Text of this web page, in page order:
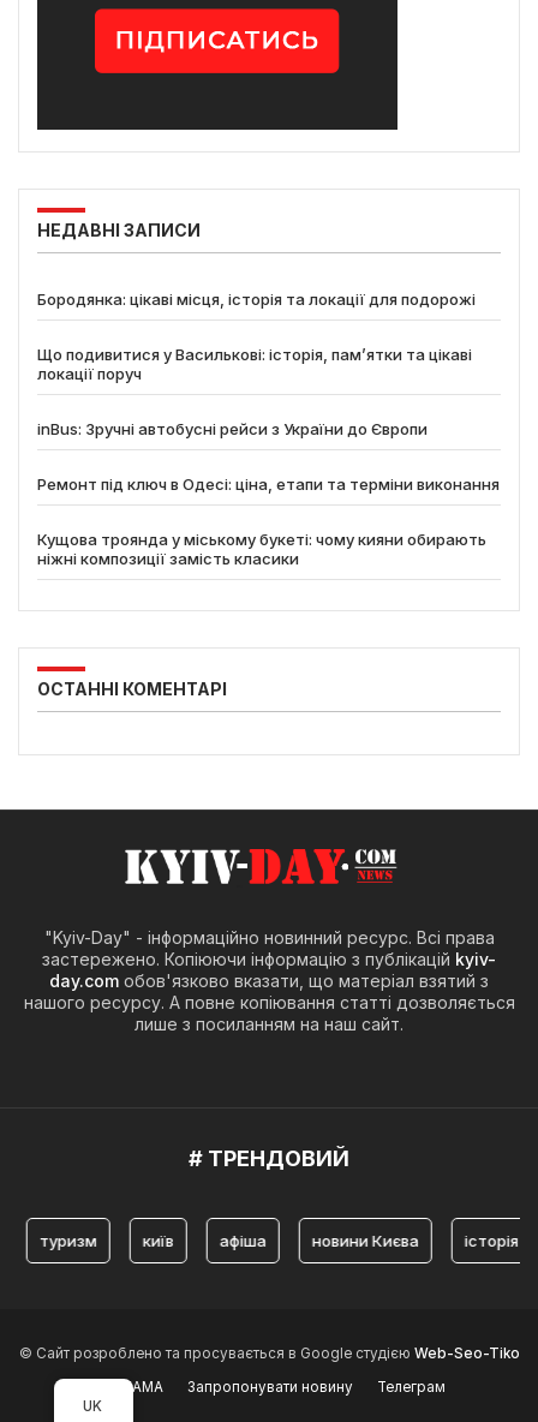
НЕДАВНІ ЗАПИСИ
Бородянка: цікаві місця, історія та локації для подорожі
Що подивитися у Василькові: історія, пам’ятки та цікаві
локації поруч
inBus: Зручні автобусні рейси з України до Європи
Ремонт під ключ в Одесі: ціна, етапи та терміни виконання
Кущова троянда у міському букеті: чому кияни обирають
ніжні композиції замість класики
ОСТАННІ КОМЕНТАРІ
"Kyiv-Day" - інформаційно новинний ресурс. Всі права
застережено. Копіюючи інформацію з публікацій kyiv-
day.com обов'язково вказати, що матеріал взятий з
нашого ресурсу. А повне копіювання статті дозволяється
лише з посиланням на наш сайт.
# ТРЕНДОВИЙ
київ афіша новини Києва історія Києва
© Сайт розроблено та просувається в Google студією Web-Seo-Tiko
РЕКЛАМА
Запропонувати новину
Телеграм
UK